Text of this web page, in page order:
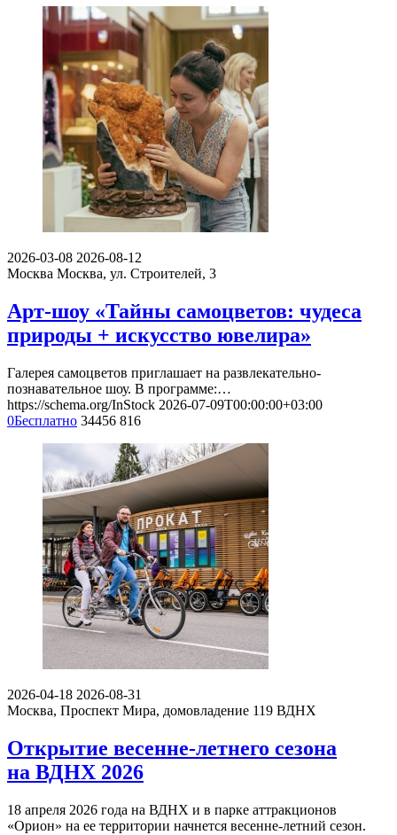
2026-03-08 2026-08-12
Москва Москва, ул. Строителей, 3
Арт-шоу «Тайны самоцветов: чудеса
природы + искусство ювелира»
Галерея самоцветов приглашает на развлекательно-
познавательное шоу. В программе:…
https://schema.org/InStock 2026-07-09T00:00:00+03:00
0Бесплатно 34456 816
2026-04-18 2026-08-31
Москва, Проспект Мира, домовладение 119 ВДНХ
Открытие весенне-летнего сезона
на ВДНХ 2026
18 апреля 2026 года на ВДНХ и в парке аттракционов
«Орион» на ее территории начнется весенне-летний сезон.